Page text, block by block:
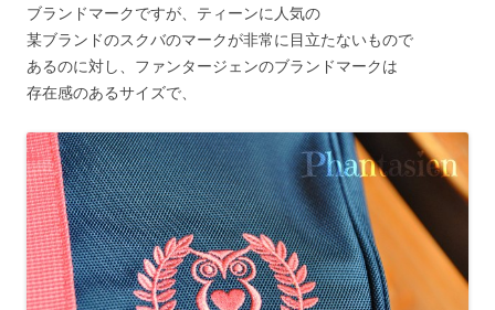
ブランドマークですが、ティーンに人気の
某ブランドのスクバのマークが非常に目立たないもので
あるのに対し、ファンタージェンのブランドマークは
存在感のあるサイズで、